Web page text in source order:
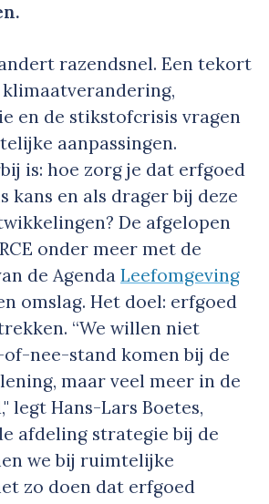
razendsnel. Een tekort
klimaatverandering,
en de stikstofcrisis vragen
aanpassingen.
is: hoe zorg je dat erfgoed
kans en als drager bij deze
De afgelopen
onder meer met de
de Agenda Leefomgeving
omslag. Het doel: erfgoed
“We willen niet
of-nee-stand komen bij de
maar veel meer in de
legt Hans-Lars Boetes,
afdeling strategie bij de
we bij ruimtelijke
zo doen dat erfgoed